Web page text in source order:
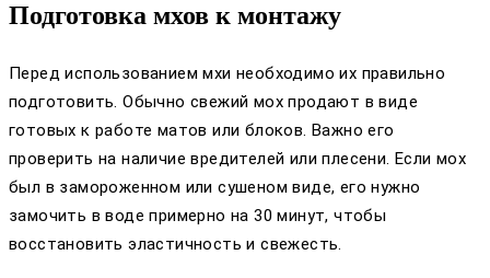
Подготовка мхов к монтажу
Перед использованием мхи необходимо их правильно
подготовить. Обычно свежий мох продают в виде
готовых к работе матов или блоков. Важно его
проверить на наличие вредителей или плесени. Если мох
был в замороженном или сушеном виде, его нужно
замочить в воде примерно на 30 минут, чтобы
восстановить эластичность и свежесть.